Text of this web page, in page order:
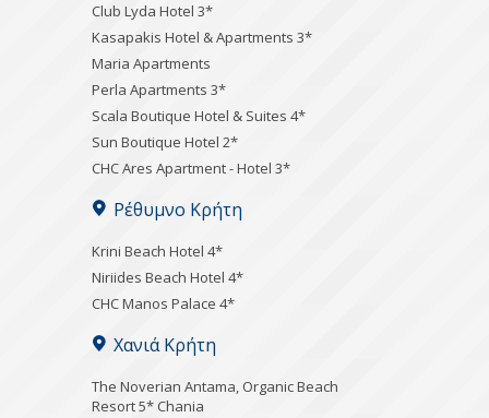
Club Lyda Hotel 3*
Kasapakis Hotel & Apartments 3*
Maria Apartments
Perla Apartments 3*
Scala Boutique Hotel & Suites 4*
Sun Boutique Hotel 2*
CHC Ares Apartment - Hotel 3*
Ρέθυμνο Κρήτη
Krini Beach Hotel 4*
Niriides Beach Hotel 4*
CHC Manos Palace 4*
Χανιά Κρήτη
Τhe Noverian Antama, Organic Beach
Resort 5* Chania